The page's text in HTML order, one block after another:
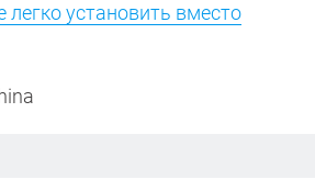
легко установить вместо